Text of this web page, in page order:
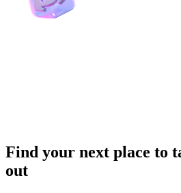
Find your next place to
out